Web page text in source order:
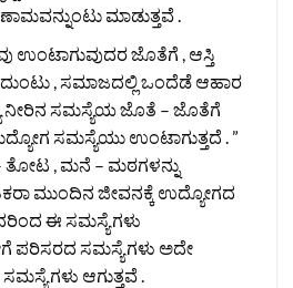
ಮಾಡುತ್ತವೆ .
ಉಂಟಾಗುವುದರ ಜೊತೆಗೆ , ಆಸ್ತಿ
, ಸಮಾಜದಲ್ಲಿ ಒಂದೆಡೆ ಆಹಾರ
ನೀರಿನ ಸಮಸ್ಯೆಯ ಜೊತೆ – ಜೊತೆಗೆ
ಸಮಸ್ಯೆಯು ಉಂಟಾಗುತ್ತದೆ . ”
ತೋಟ , ಮನೆ – ಮಠಗಳನ್ನು
ಮುಂದಿನ ಜೀವನಕ್ಕೆ ಉದ್ಯೋಗದ
ಈ ಸಮಸ್ಯೆಗಳು
ಪರಿಸರದ ಸಮಸ್ಯೆಗಳು ಅದೇ
ಆಗುತ್ತವೆ .